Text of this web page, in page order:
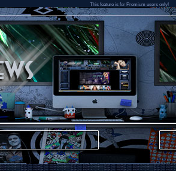
This feature is for Premium users only!